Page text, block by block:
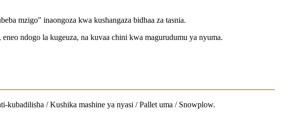
mzigo" inaongoza kwa kushangaza bidhaa za tasnia.
ndogo la kugeuza, na kuvaa chini kwa magurudumu ya nyuma.
/ Kushika mashine ya nyasi / Pallet uma / Snowplow.